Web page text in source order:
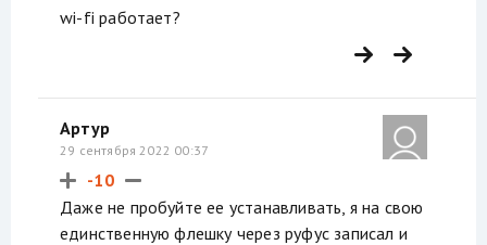
wi-fi работает?
Артур
29 сентября 2022 00:37
-10
Даже не пробуйте ее устанавливать, я на свою
единственную флешку через руфус записал и